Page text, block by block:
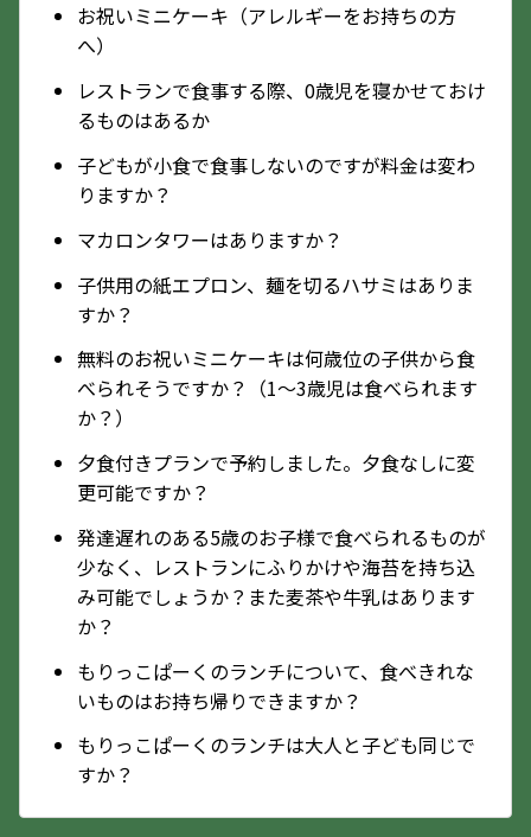
お祝いミニケーキ（アレルギーをお持ちの方
へ）
レストランで食事する際、0歳児を寝かせておけ
るものはあるか
子どもが小食で食事しないのですが料金は変わ
りますか？
マカロンタワーはありますか？
子供用の紙エプロン、麺を切るハサミはありま
すか？
無料のお祝いミニケーキは何歳位の子供から食
べられそうですか？（1～3歳児は食べられます
か？）
夕食付きプランで予約しました。夕食なしに変
更可能ですか？
発達遅れのある5歳のお子様で食べられるものが
少なく、レストランにふりかけや海苔を持ち込
み可能でしょうか？また麦茶や牛乳はあります
か？
もりっこぱーくのランチについて、食べきれな
いものはお持ち帰りできますか？
もりっこぱーくのランチは大人と子ども同じで
すか？